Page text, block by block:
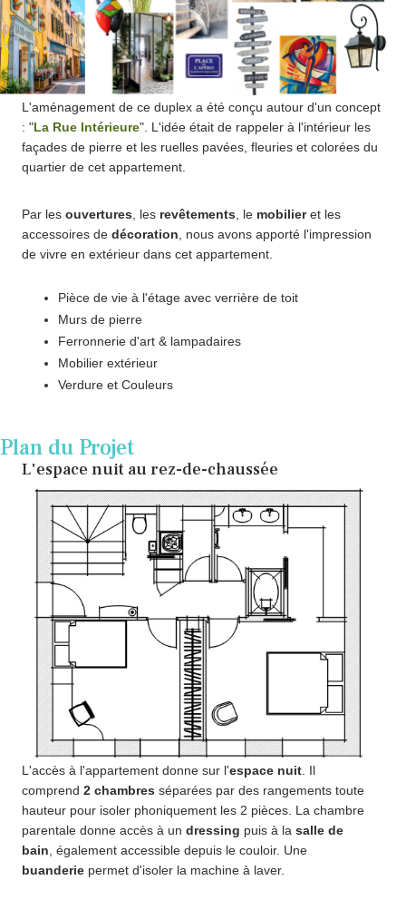
L'aménagement de ce duplex a été conçu autour d'un concept
: "La Rue Intérieure". L'idée était de rappeler à l'intérieur les
façades de pierre et les ruelles pavées, fleuries et colorées du
quartier de cet appartement.
Par les ouvertures , les revêtements , le mobilieret les
accessoires de décoration , nous avons apporté l'impression
de vivre en extérieur dans cet appartement.
Pièce de vie à l'étage avec verrière de toit
Murs de pierre
Ferronnerie d'art & lampadaires
Mobilier extérieur
Verdure et Couleurs
Plan du Projet
L'espace nuit au rez-de-chaussée
L'accès à l'appartement donne sur l'espace nuit. Il
comprend 2 chambres séparées par des rangements toute
hauteur pour isoler phoniquement les 2 pièces. La chambre
parentale donne accès à un dressing puis à la salle de
bain, également accessible depuis le couloir. Une
buanderie permet d'isoler la machine à laver.